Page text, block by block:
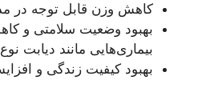
کاهش وزن قابل توجه در
بهبود وضعیت سلامتی و
بیماری‌هایی مانند دیابت نوع 2 و فشار خون بالا
بهبود کیفیت زندگی و